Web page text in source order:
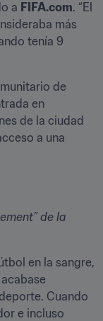
a FIFA.com. “El
más
tenía 9
de
en
de la ciudad
a una
de la
en la sangre,
Cuando
e incluso